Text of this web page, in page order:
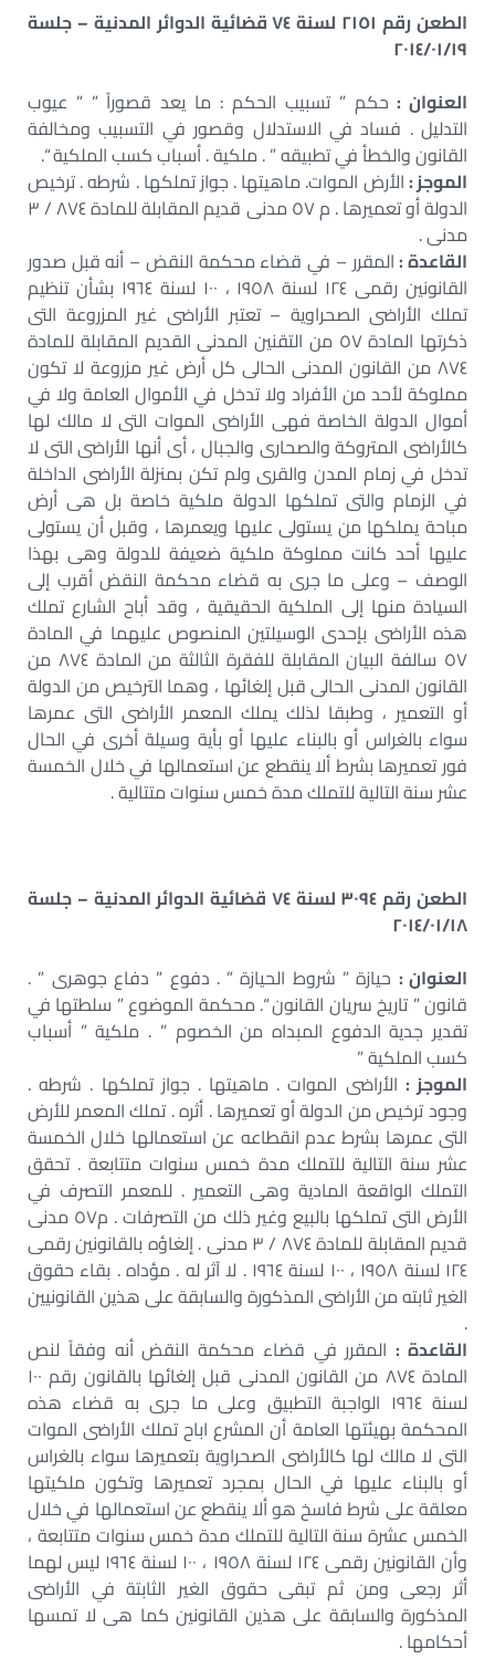
الطعن رقم ٢١٥١ لسنة ٧٤ قضائية الدوائر المدنية – جلسة
٢٠١٤/٠١/١٩
العنوان :حكم ” تسبيب الحكم : ما يعد قصوراً ” ” عيوب
التدليل . فساد في الاستدلال وقصور في التسبيب ومخالفة
القانون والخطأ في تطبيقه ” . ملكية . أسباب كسب الملكية “.
الموجز :الأرض الموات. ماهيتها . جواز تملكها . شرطه . ترخيص
الدولة أو تعميرها . م ٥٧ مدنى قديم المقابلة للمادة ٨٧٤ / ٣
مدنى .
القاعدة :المقرر – في قضاء محكمة النقض – أنه قبل صدور
القانونين رقمى ١٢٤ لسنة ١٩٥٨ ، ١٠٠ لسنة ١٩٦٤ بشأن تنظيم
تملك الأراضى الصحراوية – تعتبر الأراضى غير المزروعة التى
ذكرتها المادة ٥٧ من التقنين المدنى القديم المقابلة للمادة
٨٧٤ من القانون المدنى الحالى كل أرض غير مزروعة لا تكون
مملوكة لأحد من الأفراد ولا تدخل في الأموال العامة ولا في
أموال الدولة الخاصة فهى الأراضى الموات التى لا مالك لها
كالأراضى المتروكة والصحارى والجبال ، أى أنها الأراضى التى لا
تدخل في زمام المدن والقرى ولم تكن بمنزلة الأراضى الداخلة
في الزمام والتى تملكها الدولة ملكية خاصة بل هى أرض
مباحة يملكها من يستولى عليها ويعمرها ، وقبل أن يستولى
عليها أحد كانت مملوكة ملكية ضعيفة للدولة وهى بهذا
الوصف – وعلى ما جرى به قضاء محكمة النقض أقرب إلى
السيادة منها إلى الملكية الحقيقية ، وقد أباح الشارع تملك
هذه الأراضى بإحدى الوسيلتين المنصوص عليهما في المادة
٥٧ سالفة البيان المقابلة للفقرة الثالثة من المادة ٨٧٤ من
القانون المدنى الحالى قبل إلغائها ، وهما الترخيص من الدولة
أو التعمير ، وطبقا لذلك يملك المعمر الأراضى التى عمرها
سواء بالغراس أو بالبناء عليها أو بأية وسيلة أخرى في الحال
فور تعميرها بشرط ألا ينقطع عن استعمالها في خلال الخمسة
عشر سنة التالية للتملك مدة خمس سنوات متتالية .
الطعن رقم ٣٠٩٤ لسنة ٧٤ قضائية الدوائر المدنية – جلسة
٢٠١٤/٠١/١٨
العنوان : حيازة ” شروط الحيازة ” . دفوع ” دفاع جوهرى ” .
قانون ” تاريخ سريان القانون “. محكمة الموضوع ” سلطتها في
تقدير جدية الدفوع المبداه من الخصوم ” . ملكية ” أسباب
كسب الملكية ”
الموجز : الأراضى الموات . ماهيتها . جواز تملكها . شرطه .
وجود ترخيص من الدولة أو تعميرها . أثره . تملك المعمر للأرض
التى عمرها بشرط عدم انقطاعه عن استعمالها خلال الخمسة
عشر سنة التالية للتملك مدة خمس سنوات متتابعة . تحقق
التملك الواقعة المادية وهى التعمير . للمعمر التصرف في
الأرض التى تملكها بالبيع وغير ذلك من التصرفات . م٥٧ مدنى
قديم المقابلة للمادة ٨٧٤ / ٣ مدنى . إلغاؤه بالقانونين رقمى
١٢٤ لسنة ١٩٥٨ ، ١٠٠ لسنة ١٩٦٤ . لا آثر له . مؤداه . بقاء حقوق
الغير ثابته من الأراضى المذكورة والسابقة على هذين القانونيين
.
القاعدة :المقرر في قضاء محكمة النقض أنه وفقاً لنص
المادة ٨٧٤ من القانون المدنى قبل إلغائها بالقانون رقم ١٠٠
لسنة ١٩٦٤ الواجبة التطبيق وعلى ما جرى به قضاء هذه
المحكمة بهيئتها العامة أن المشرع اباح تملك الأراضى الموات
التى لا مالك لها كالأراضى الصحراوية بتعميرها سواء بالغراس
أو بالبناء عليها في الحال بمجرد تعميرها وتكون ملكيتها
معلقة على شرط فاسخ هو ألا ينقطع عن استعمالها في خلال
الخمس عشرة سنة التالية للتملك مدة خمس سنوات متتابعة ،
وأن القانونين رقمى ١٢٤ لسنة ١٩٥٨ ، ١٠٠ لسنة ١٩٦٤ ليس لهما
أثر رجعى ومن ثم تبقى حقوق الغير الثابتة في الأراضى
المذكورة والسابقة على هذين القانونين كما هى لا تمسها
أحكامها .